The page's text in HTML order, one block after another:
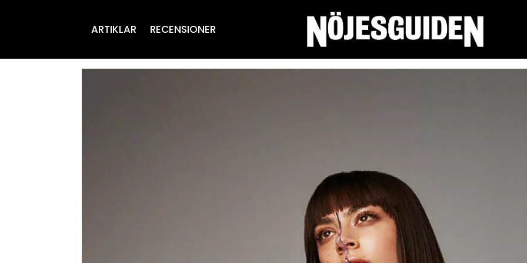
ARTIKLAR RECENSIONER